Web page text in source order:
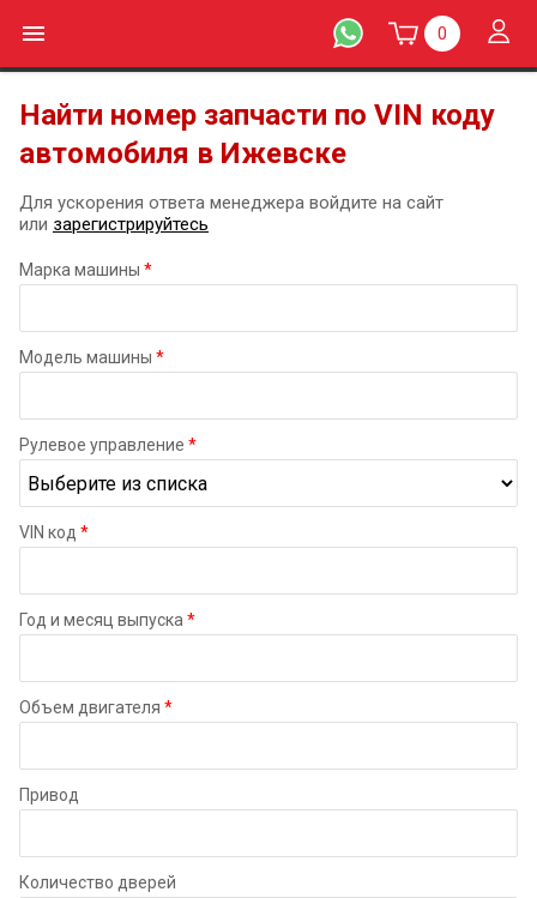
0
Найти номер запчасти по VIN коду
автомобиля в Ижевске
Для ускорения ответа менеджера войдите на сайт
или зарегистрируйтесь
Марка машины *
Модель машины *
Рулевое управление *
VIN код *
Год и месяц выпуска *
Объем двигателя *
Привод
Количество дверей